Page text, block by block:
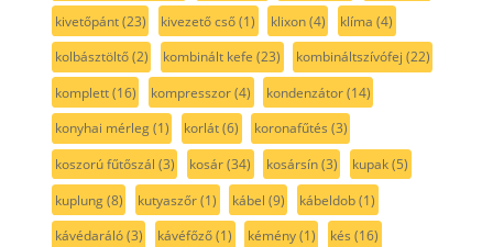
kivetőpánt(23) kivezető cső(1) klixon(4) klíma (4)
kolbásztöltő(2) kombinált kefe (23) kombináltszívófej (22)
komplett(16) kompresszor(4) kondenzátor(14)
konyhai mérleg(1) korlát(6) koronafűtés (3)
koszorú fűtőszál (3) kosár(34) kosársín(3) kupak(5)
kuplung(8) kutyaszőr(1) kábel (9) kábeldob(1)
kávédaráló(3) kávéfőző(1) kémény(1) kés (16)